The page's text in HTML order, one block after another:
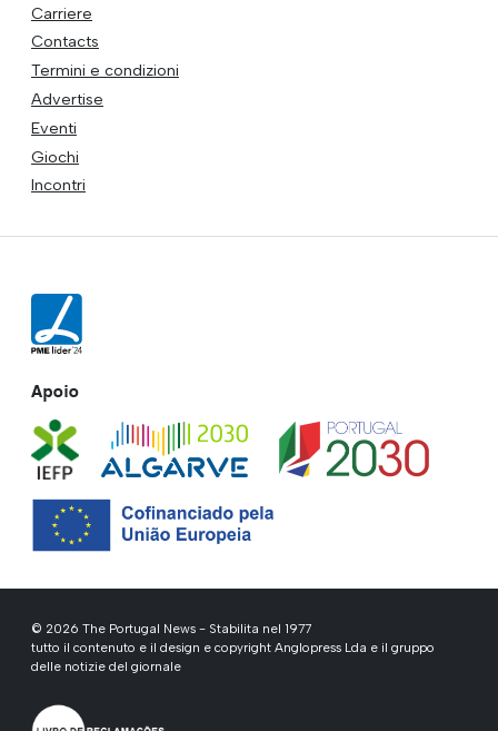
Carriere
Contacts
Termini e condizioni
Advertise
Eventi
Giochi
Incontri
Apoio
© 2026 The Portugal News - Stabilita nel 1977
tutto il contenuto e il design e copyright Anglopress Lda e il gruppo
delle notizie del giornale